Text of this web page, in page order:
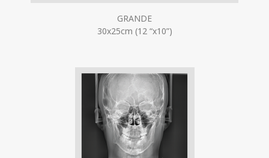
GRANDE
30x25cm (12 “x10”)